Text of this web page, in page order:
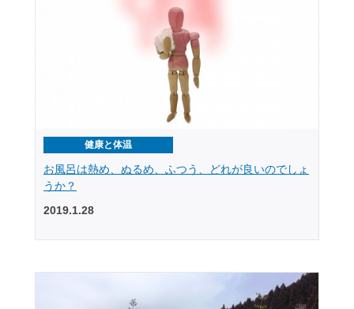
健康と体温
お風呂は熱め、ぬるめ、ふつう、どれが良いのでしょ
うか？
2019.1.28